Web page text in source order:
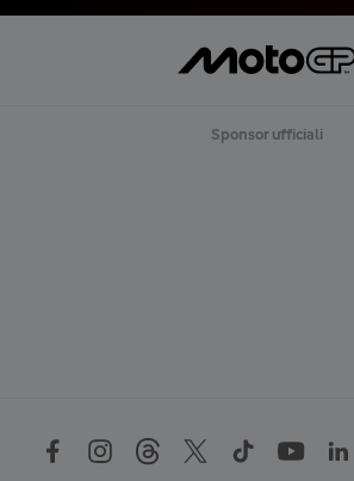
Sponsor ufficiali